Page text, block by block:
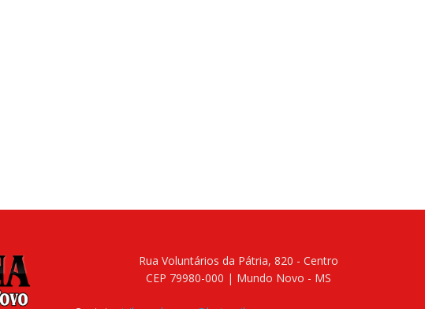
Rua Voluntários da Pátria, 820 - Centro
CEP 79980-000 | Mundo Novo - MS